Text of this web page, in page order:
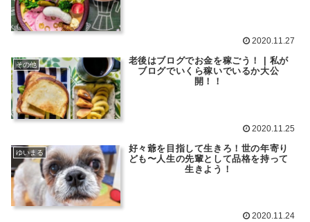
2020.11.27
その他
老後はブログでお金を稼ごう！ | 私が
ブログでいくら稼いでいるか大公
開！！
2020.11.25
ゆいまる
好々爺を目指して生きろ！世の年寄り
ども〜人生の先輩として品格を持って
生きよう！
2020.11.24